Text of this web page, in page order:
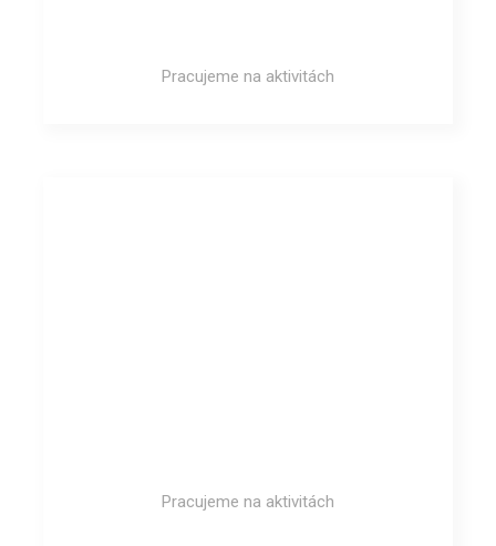
Pracujeme na aktivitách
Pracujeme na aktivitách